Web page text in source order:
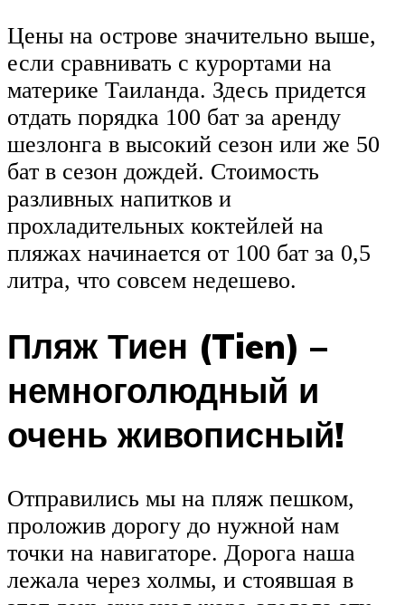
Цены на острове значительно выше,
если сравнивать с курортами на
материке Таиланда. Здесь придется
отдать порядка 100 бат за аренду
шезлонга в высокий сезон или же 50
бат в сезон дождей. Стоимость
разливных напитков и
прохладительных коктейлей на
пляжах начинается от 100 бат за 0,5
литра, что совсем недешево.
Пляж Тиен (Tien) –
немноголюдный и
очень живописный!
Отправились мы на пляж пешком,
проложив дорогу до нужной нам
точки на навигаторе. Дорога наша
лежала через холмы, и стоявшая в